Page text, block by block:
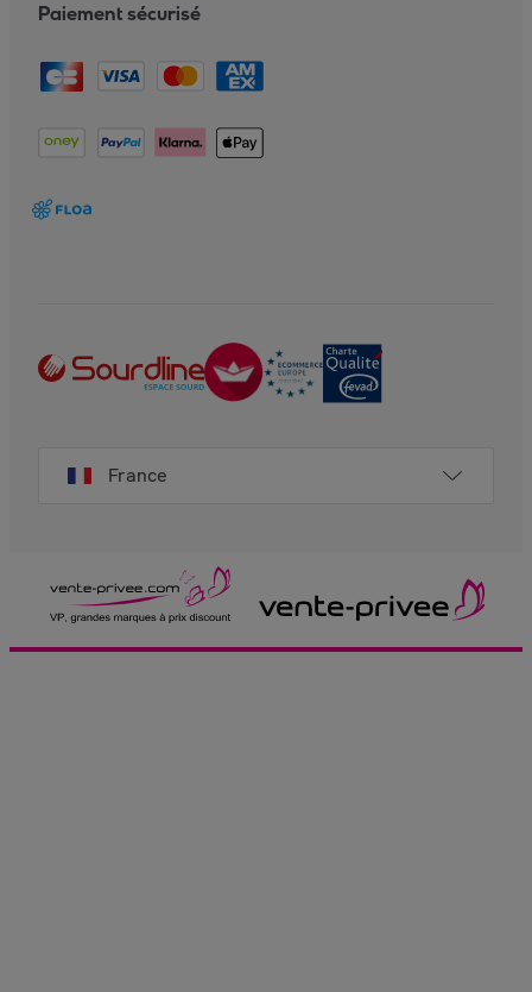
Paiement sécurisé
France